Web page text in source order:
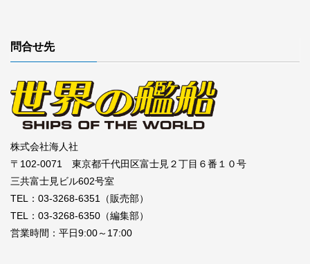
問合せ先
株式会社海人社
〒102-0071 東京都千代田区富士見２丁目６番１０号
三共富士見ビル602号室
TEL：03-3268-6351（販売部）
TEL：03-3268-6350（編集部）
営業時間：平日9:00～17:00